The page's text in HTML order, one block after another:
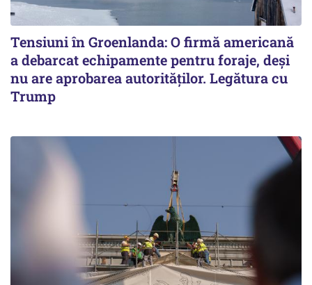
Tensiuni în Groenlanda: O firmă americană
a debarcat echipamente pentru foraje, deși
nu are aprobarea autorităților. Legătura cu
Trump